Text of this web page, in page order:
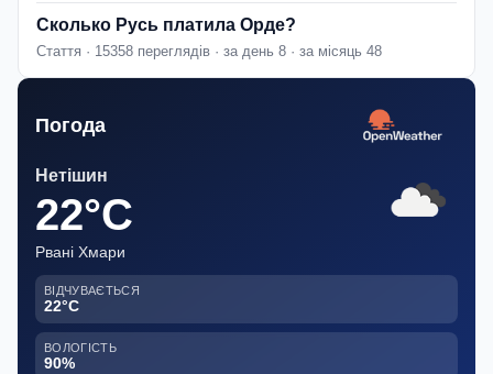
Сколько Русь платила Орде?
Стаття · 15358 переглядів · за день 8 · за місяць 48
Погода
Нетішин
22°C
Рвані Хмари
ВІДЧУВАЄТЬСЯ
22°C
ВОЛОГІСТЬ
90%